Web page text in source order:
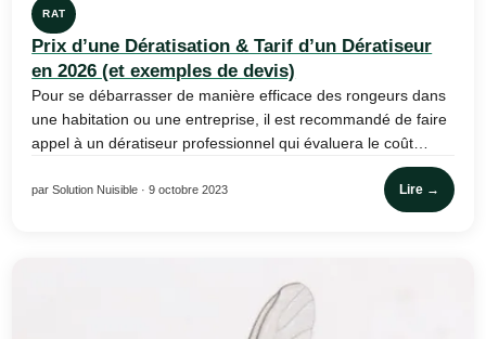
RAT
Prix d’une Dératisation & Tarif d’un Dératiseur
en 2026 (et exemples de devis)
Pour se débarrasser de manière efficace des rongeurs dans
une habitation ou une entreprise, il est recommandé de faire
appel à un dératiseur professionnel qui évaluera le coût…
par Solution Nuisible · 9 octobre 2023 Lire →